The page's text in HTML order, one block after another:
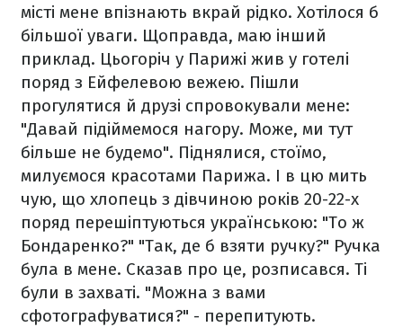
місті мене впізнають вкрай рідко. Хотілося б
більшої уваги. Щоправда, маю інший
приклад. Цьогоріч у Парижі жив у готелі
поряд з Ейфелевою вежею. Пішли
прогулятися й друзі спровокували мене:
"Давай підіймемося нагору. Може, ми тут
більше не будемо". Піднялися, стоїмо,
милуємося красотами Парижа. І в цю мить
чую, що хлопець з дівчиною років 20-22-х
поряд перешіптуються українською: "То ж
Бондаренко?" "Так, де б взяти ручку?" Ручка
була в мене. Сказав про це, розписався. Ті
були в захваті. "Можна з вами
сфотографуватися?" - перепитують.